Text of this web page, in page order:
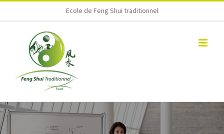
to
Ecole de Feng Shui traditionnel